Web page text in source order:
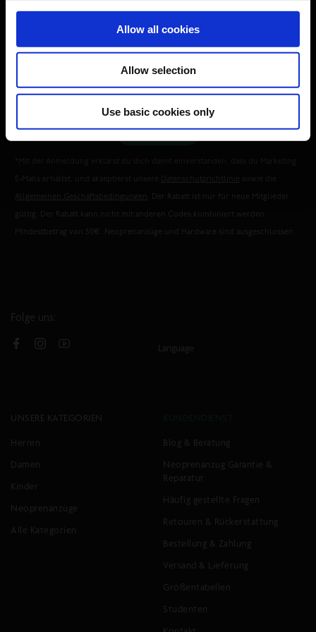
Allow all cookies
Allow selection
Use basic cookies only
Abonniere unseren Newsletter, um auf dem aktuellsten Stand zu bleiben und exklusive
*Nur gültig für neue Mitglieder.
Herren Damen Divers
ABONNIEREN
Allgemeinen Geschäftsbedingungen . Der Rabatt ist nur für neue Mitglieder
gültig. Der Rabatt kann nicht mit anderen Codes kombiniert werden.
Mindestbetrag von 50€ .Neoprenanzüge und Hardware sind ausgeschlossen.
Folge uns:
Language
UNSERE KATEGORIEN
Herren
Damen
Kinder
Neoprenanzüge
Alle Kategorien
Blog & Beratung
Neoprenanzug Garantie &
Reparatur
Häufig gestellte Fragen
Retouren & Rückerstattung
Bestellung & Zahlung
Versand & Lieferung
Größentabellen
Studenten